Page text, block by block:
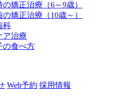
矯正治療（6～9歳）
矯正治療（10歳～）
科
ア治療
の食べ方
Web予約 採用情報